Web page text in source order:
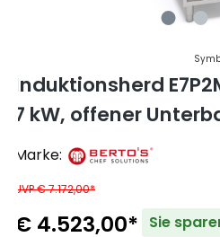
Induktionsherd
7 kW, offener
Marke:
UVP € 7.172,00*
€ 4.523,00* Sie